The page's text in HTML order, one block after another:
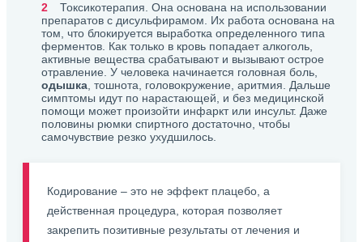
Токсикотерапия. Она основана на использовании
препаратов с дисульфирамом. Их работа основана на
том, что блокируется выработка определенного типа
ферментов. Как только в кровь попадает алкоголь,
активные вещества срабатывают и вызывают острое
отравление. У человека начинается головная боль,
одышка , тошнота, головокружение, аритмия. Дальше
симптомы идут по нарастающей, и без медицинской
помощи может произойти инфаркт или инсульт. Даже
половины рюмки спиртного достаточно, чтобы
самочувствие резко ухудшилось.
Кодирование – это не эффект плацебо, а
действенная процедура, которая позволяет
закрепить позитивные результаты от лечения и